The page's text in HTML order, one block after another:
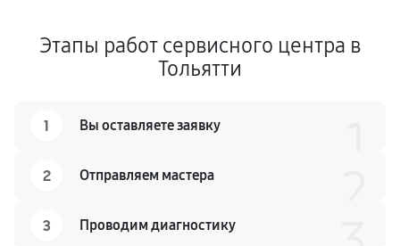
Этапы работ сервисного центра в
Тольятти
1 Вы оставляете заявку
2 Отправляем мастера
3 Проводим диагностику